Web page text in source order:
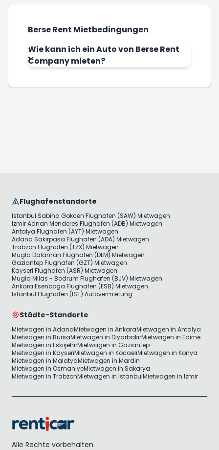
Berse Rent Mietbedingungen
Wie kann ich ein Auto von Berse Rent
Company mieten?
Flughafenstandorte
Istanbul Sabiha Gokcen Flughafen (SAW) Mietwagen
Izmir Adnan Menderes Flughafen (ADB) Mietwagen
Antalya Flughafen (AYT) Mietwagen
Adana Sakirpasa Flughafen (ADA) Mietwagen
Trabzon Flughafen (TZX) Mietwagen
Mugla Dalaman Flughafen (DLM) Mietwagen
Gaziantep Flughafen (GZT) Mietwagen
Kayseri Flughafen (ASR) Mietwagen
Mugla Milas - Bodrum Flughafen (BJV) Mietwagen
Ankara Esenboga Flughafen (ESB) Mietwagen
Istanbul Flughafen (IST) Autovermietung
Städte-Standorte
Mietwagen in AdanaMietwagen in AnkaraMietwagen in Antalya
Mietwagen in BursaMietwagen in DiyarbakırMietwagen in Edirne
Mietwagen in EskişehirMietwagen in Gaziantep
Mietwagen in KayseriMietwagen in KocaeliMietwagen in Konya
Mietwagen in MalatyaMietwagen in Mardin
Mietwagen in OsmaniyeMietwagen in Sakarya
Mietwagen in TrabzonMietwagen in IstanbulMietwagen in Izmir
Alle Rechte vorbehalten.